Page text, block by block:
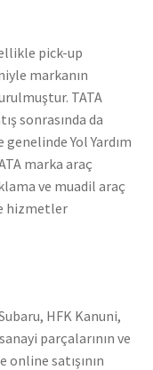
pick-up
markanın
TATA
sonrasında da
Yol Yardım
marka araç
ve muadil araç
hizmetler
HFK Kanuni,
parçalarının ve
satışının